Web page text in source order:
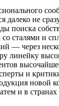
далеко не
поиска
сталями и
— через
линейку
и
новой
и в странах